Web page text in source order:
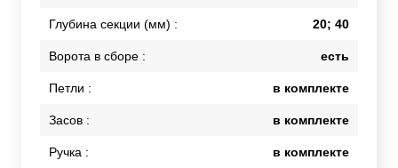
Глубина секции (мм) : 20; 40
Ворота в сборе : есть
Петли : в комплекте
Засов : в комплекте
Ручка : в комплекте